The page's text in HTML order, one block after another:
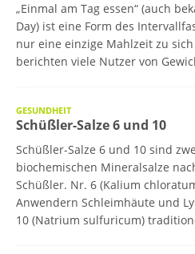
„Einmal am Tag essen“ (auch
Day) ist eine Form des
nur eine einzige Mahlzeit zu
berichten viele Nutzer von
GESUNDHEIT
Schüßler-Salze 6 und 10
Schüßler-Salze 6 und 10 sind
biochemischen Mineralsalze
Schüßler. Nr. 6 (Kalium
Anwendern Schleimhäute und
10 (Natrium sulfuricum)